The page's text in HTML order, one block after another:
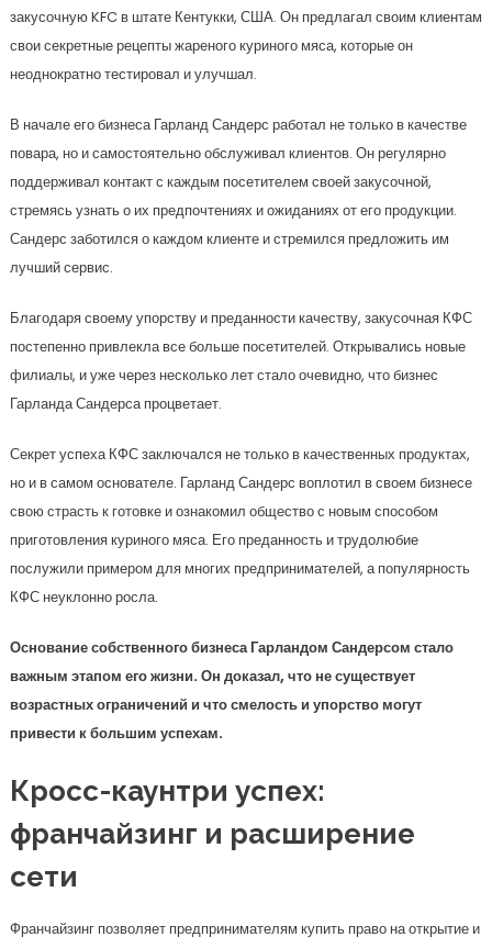
закусочную KFC в штате Кентукки, США. Он предлагал своим клиентам
свои секретные рецепты жареного куриного мяса, которые он
неоднократно тестировал и улучшал.
В начале его бизнеса Гарланд Сандерс работал не только в качестве
повара, но и самостоятельно обслуживал клиентов. Он регулярно
поддерживал контакт с каждым посетителем своей закусочной,
стремясь узнать о их предпочтениях и ожиданиях от его продукции.
Сандерс заботился о каждом клиенте и стремился предложить им
лучший сервис.
Благодаря своему упорству и преданности качеству, закусочная КФС
постепенно привлекла все больше посетителей. Открывались новые
филиалы, и уже через несколько лет стало очевидно, что бизнес
Гарланда Сандерса процветает.
Секрет успеха КФС заключался не только в качественных продуктах,
но и в самом основателе. Гарланд Сандерс воплотил в своем бизнесе
свою страсть к готовке и ознакомил общество с новым способом
приготовления куриного мяса. Его преданность и трудолюбие
послужили примером для многих предпринимателей, а популярность
КФС неуклонно росла.
Основание собственного бизнеса Гарландом Сандерсом стало
важным этапом его жизни. Он доказал, что не существует
возрастных ограничений и что смелость и упорство могут
привести к большим успехам.
Кросс-каунтри успех:
франчайзинг и расширение
сети
Франчайзинг позволяет предпринимателям купить право на открытие и